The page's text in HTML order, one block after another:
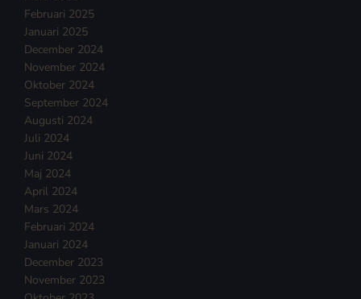
Februari 2025
Januari 2025
December 2024
November 2024
Oktober 2024
September 2024
Augusti 2024
Juli 2024
Juni 2024
Maj 2024
April 2024
Mars 2024
Februari 2024
Januari 2024
December 2023
November 2023